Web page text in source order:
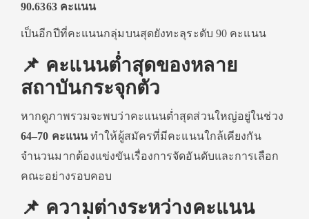
90.6363 คะแนน
เป็นอีกปีที่คะแนนกลุ่มบนสุดยังทะลุระดับ 90 คะแนน
📌 คะแนนต่ำสุดของหลาย
สถาบันกระจุกตัว
หากดูภาพรวมจะพบว่าคะแนนต่ำสุดส่วนใหญ่อยู่ในช่วง
64–70 คะแนนทำให้ผู้สมัครที่มีคะแนนใกล้เคียงกัน
จำนวนมากต้องแข่งขันเรื่องการจัดอันดับและการเลือก
คณะอย่างรอบคอบ
📌 ความต่างระหว่างคะแนน